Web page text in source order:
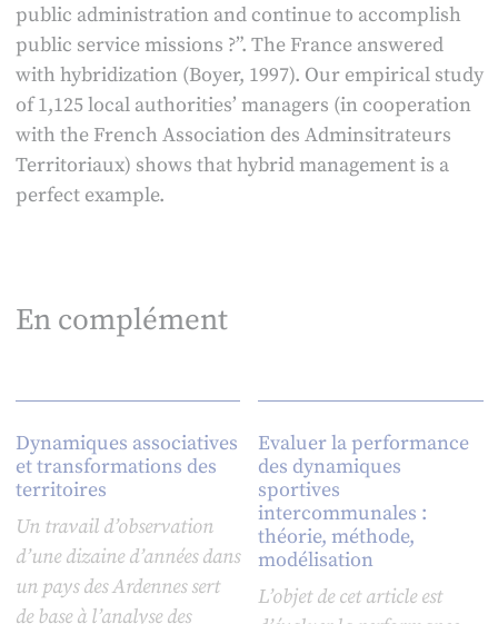
public administration and continue to accomplish
public service missions ?”. The France answered
with hybridization (Boyer, 1997). Our empirical study
of 1,125 local authorities’ managers (in cooperation
with the French Association des Adminsitrateurs
Territoriaux) shows that hybrid management is a
perfect example.
En complément
Dynamiques associatives
et transformations des
territoires
Un travail d’observation
d’une dizaine d’années dans
un pays des Ardennes sert
de base à l’analyse des
Evaluer la performance
des dynamiques
sportives
intercommunales :
théorie, méthode,
modélisation
L’objet de cet article est